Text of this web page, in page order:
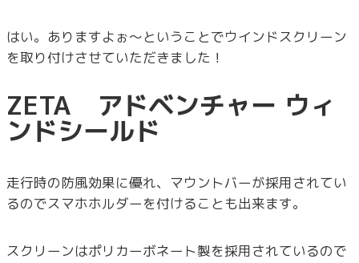
はい。ありますよぉ～ということでウインドスクリーン
を取り付けさせていただきました！
ZETA アドベンチャー ウィ
ンドシールド
走行時の防風効果に優れ、マウントバーが採用されてい
るのでスマホホルダーを付けることも出来ます。
スクリーンはポリカーボネート製を採用されているので